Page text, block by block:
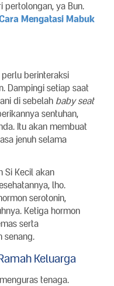
pertolongan, ya Bun.
Mengatasi Mabuk
berinteraksi
Dampingi setiap saat
di sebelah baby seat
sentuhan,
Itu akan membuat
jenuh selama
Si Kecil akan
lho.
serotonin,
Ketiga hormon
serta
senang.
Keluarga
tenaga.